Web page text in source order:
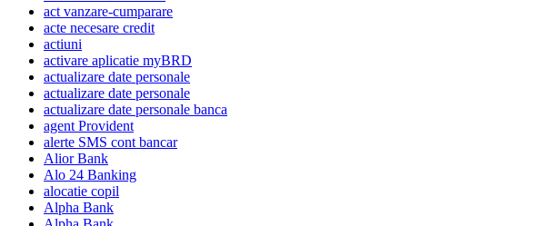
act vanzare-cumparare
acte necesare credit
actiuni
activare aplicatie myBRD
actualizare date personale
actualizare date personale
actualizare date personale banca
agent Provident
alerte SMS cont bancar
Alior Bank
Alo 24 Banking
alocatie copil
Alpha Bank